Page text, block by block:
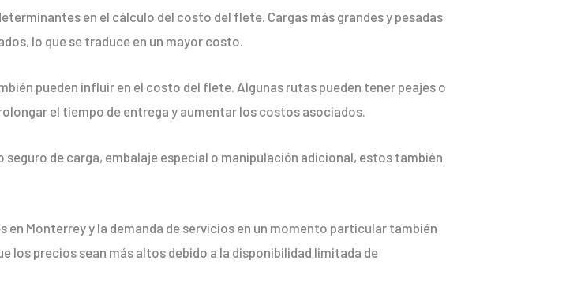
en el cálculo del costo del flete. Cargas más grandes y pesadas
lo que se traduce en un mayor costo.
pueden influir en el costo del flete. Algunas rutas pueden tener peajes o
el tiempo de entrega y aumentar los costos asociados.
de carga, embalaje especial o manipulación adicional, estos también
en Monterrey y la demanda de servicios en un momento particular también
los precios sean más altos debido a la disponibilidad limitada de